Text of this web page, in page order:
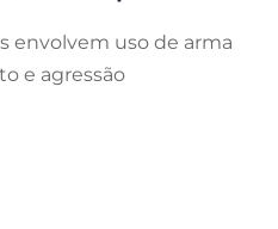
envolvem uso de arma
e agressão